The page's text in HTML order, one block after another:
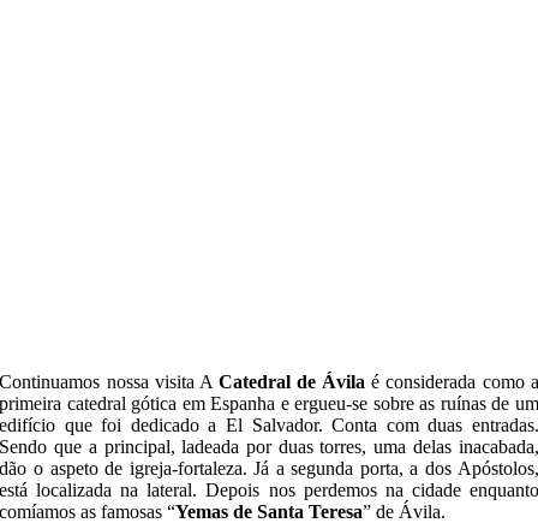
Continuamos nossa visita A Catedral de Ávila é considerada como a
primeira catedral gótica em Espanha e ergueu-se sobre as ruínas de um
edifício que foi dedicado a El Salvador. Conta com duas entradas.
Sendo que a principal, ladeada por duas torres, uma delas inacabada,
dão o aspeto de igreja-fortaleza. Já a segunda porta, a dos Apóstolos,
está localizada na lateral. Depois nos perdemos na cidade enquanto
comíamos as famosas “Yemas de Santa Teresa” de Ávila.